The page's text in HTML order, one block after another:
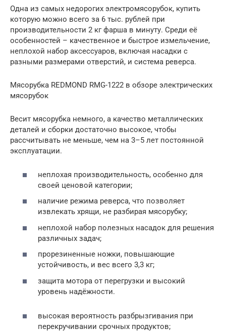
Одна из самых недорогих электромясорубок, купить
которую можно всего за 6 тыс. рублей при
производительности 2 кг фарша в минуту. Среди её
особенностей – качественное и быстрое измельчение,
неплохой набор аксессуаров, включая насадки с
разными размерами отверстий, и система реверса.
Мясорубка REDMOND RMG-1222 в обзоре электрических
мясорубок
Весит мясорубка немного, а качество металлических
деталей и сборки достаточно высокое, чтобы
рассчитывать не меньше, чем на 3–5 лет постоянной
эксплуатации.
неплохая производительность, особенно для
своей ценовой категории;
наличие режима реверса, что позволяет
извлекать хрящи, не разбирая мясорубку;
неплохой набор полезных насадок для решения
различных задач;
прорезиненные ножки, повышающие
устойчивость, и вес всего 3,3 кг;
защита мотора от перегрузки и высокий
уровень надёжности.
высокая вероятность разбрызгивания при
перекручивании срочных продуктов;